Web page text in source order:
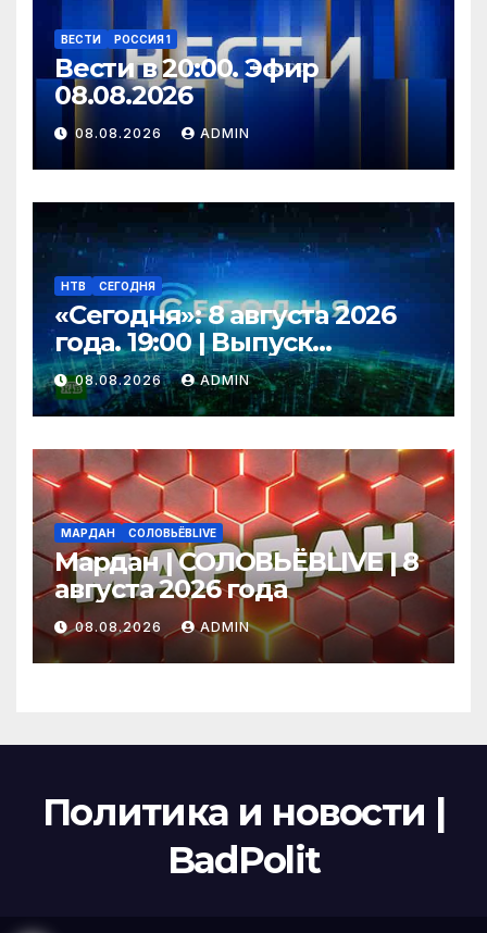
ВЕСТИ РОССИЯ 1
Вести в 20:00. Эфир
08.08.2026
08.08.2026 ADMIN
НТВ СЕГОДНЯ
«Сегодня»: 8 августа 2026
года. 19:00 | Выпуск
новостей | Новости НТВ
08.08.2026 ADMIN
МАРДАН СОЛОВЬЁВLIVE
Мардан | СОЛОВЬЁВLIVE | 8
августа 2026 года
08.08.2026 ADMIN
Политика и новости |
BadPolit